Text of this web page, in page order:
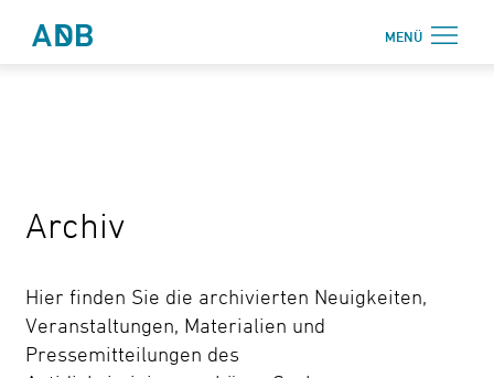
MENÜ
Archiv
Hier finden Sie die archivierten Neuigkeiten,
Veranstaltungen, Materialien und
Pressemitteilungen des